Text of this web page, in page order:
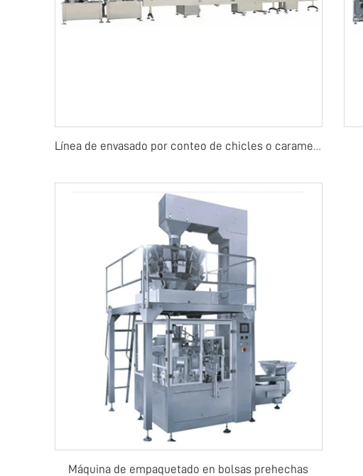
Línea de envasado por conteo de chicles o caramelos en tableta
Máquina de empaquetado en bolsas prehechas